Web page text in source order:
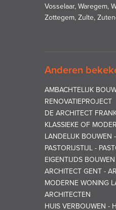
Vosselaar, Waregem,
Zottegem, Zulte,
Anderen
AMBACHTELIJK
RENOVATIEPROJECT
DE ARCHITECT
KLASSIEKE OF
LANDELIJK BOUWEN
PASTORIJSTIJL -
EIGENTIJDS
ARCHITECT GENT -
MODERNE WONING
ARCHITECTEN
HUIS VERBOUWEN -